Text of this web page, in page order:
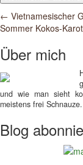
Post
navigation
← Vietnamesischer
Sommer Kokos-
Über mich
und wie man sieht
meistens frei Schnauze.
Blog